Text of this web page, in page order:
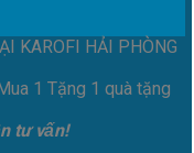
KAROFI HẢI PHÒNG
1 Tặng 1 quà tặng
tư vấn!